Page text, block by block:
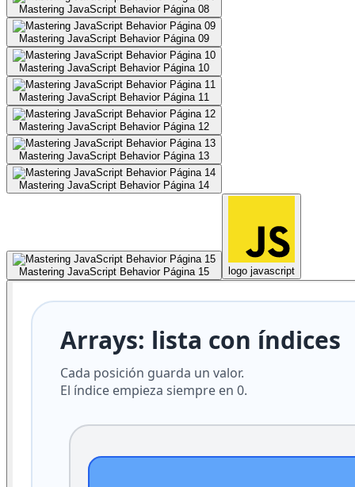
Mastering JavaScript Behavior Página 08
Mastering JavaScript Behavior Página 09
Mastering JavaScript Behavior Página 10
Mastering JavaScript Behavior Página 11
Mastering JavaScript Behavior Página 12
Mastering JavaScript Behavior Página 13
Mastering JavaScript Behavior Página 14
Mastering JavaScript Behavior Página 15 logo javascript